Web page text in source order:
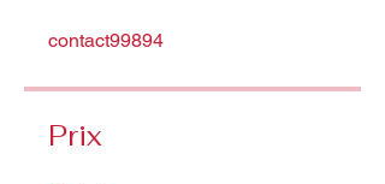
contact99894
Prix